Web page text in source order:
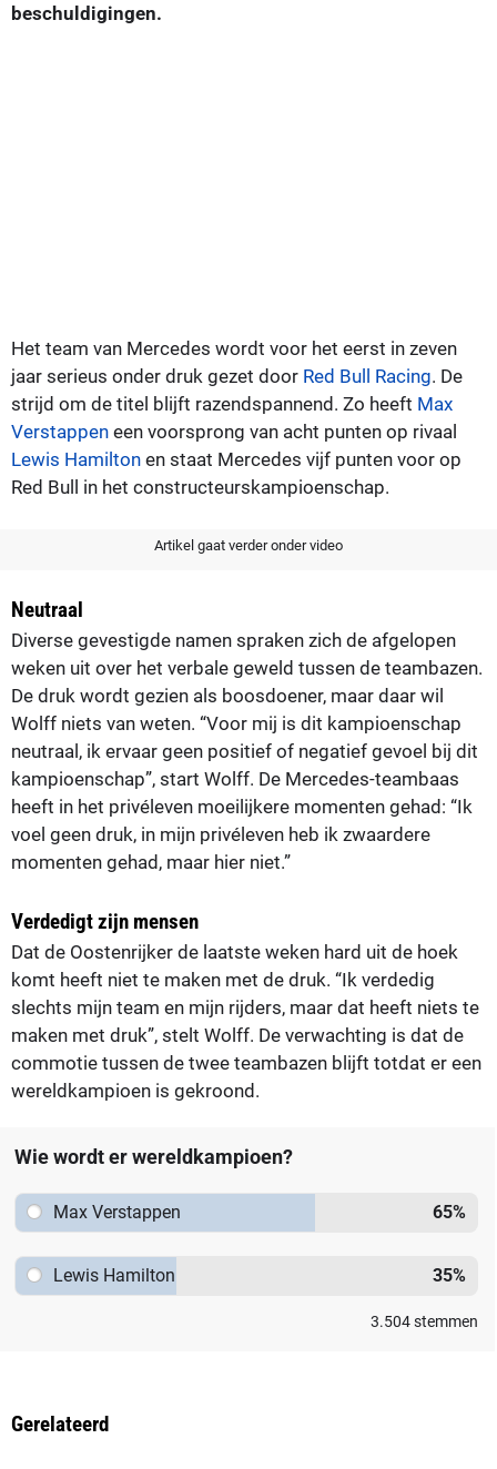
beschuldigingen.
Het team van Mercedes wordt voor het eerst in zeven
jaar serieus onder druk gezet door Red Bull Racing. De
strijd om de titel blijft razendspannend. Zo heeft Max
Verstappen een voorsprong van acht punten op rivaal
Lewis Hamilton en staat Mercedes vijf punten voor op
Red Bull in het constructeurskampioenschap.
Artikel gaat verder onder video
Neutraal
Diverse gevestigde namen spraken zich de afgelopen
weken uit over het verbale geweld tussen de teambazen.
De druk wordt gezien als boosdoener, maar daar wil
Wolff niets van weten. “Voor mij is dit kampioenschap
neutraal, ik ervaar geen positief of negatief gevoel bij dit
kampioenschap”, start Wolff. De Mercedes-teambaas
heeft in het privéleven moeilijkere momenten gehad: “Ik
voel geen druk, in mijn privéleven heb ik zwaardere
momenten gehad, maar hier niet.”
Verdedigt zijn mensen
Dat de Oostenrijker de laatste weken hard uit de hoek
komt heeft niet te maken met de druk. “Ik verdedig
slechts mijn team en mijn rijders, maar dat heeft niets te
maken met druk”, stelt Wolff. De verwachting is dat de
commotie tussen de twee teambazen blijft totdat er een
wereldkampioen is gekroond.
Wie wordt er wereldkampioen?
Max Verstappen 65%
Lewis Hamilton 35%
3.504stemmen
Gerelateerd